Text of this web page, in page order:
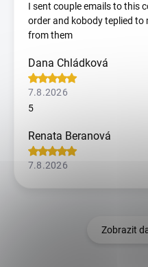
I sent couple emails to this
order and kobody teplied to
from them
Dana Chládková
7.8.2026
5
Renata Beranová
7.8.2026
Zobrazit